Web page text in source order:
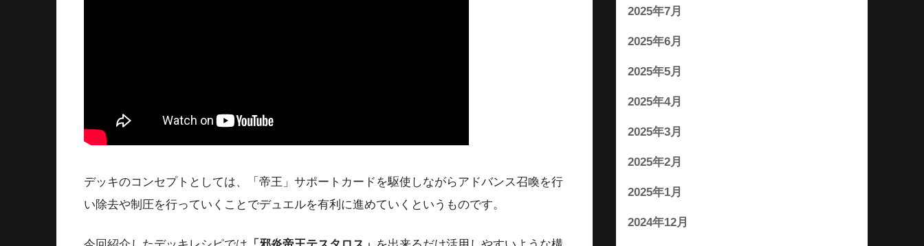
デッキのコンセプトとしては、「帝王」サポートカードを駆使しながらアドバンス召喚を行
い除去や制圧を行っていくことでデュエルを有利に進めていくというものです。
2025年7月
2025年6月
2025年5月
2025年4月
2025年3月
2025年2月
2025年1月
2024年12月